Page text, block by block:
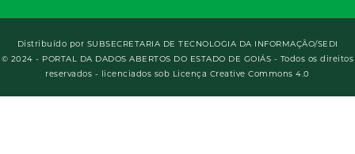
Distribuído por SUBSECRETARIA DE TECNOLOGIA DA INFORMAÇÃO/SEDI
© 2024 - PORTAL DA DADOS ABERTOS DO ESTADO DE GOIÁS - Todos os direitos
reservados - licenciados sob Licença Creative Commons 4.0